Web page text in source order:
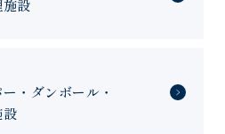
設
・ダンボール・
設